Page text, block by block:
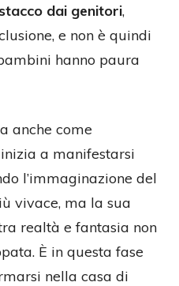
dai genitori,
e non è quindi
hanno paura
anche come
a manifestarsi
l’immaginazione del
vivace, ma la sua
realtà e fantasia non
È in questa fase
nella casa di